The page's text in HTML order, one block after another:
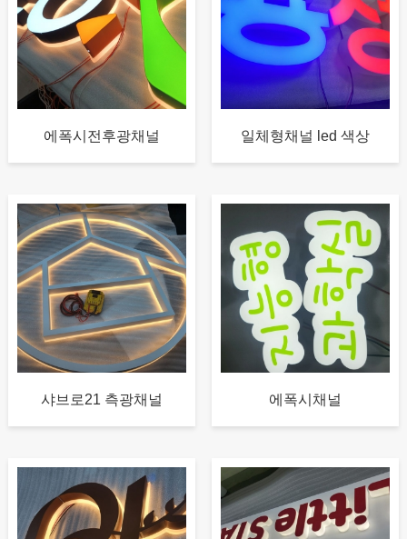
에폭시전후광채널 일체형채널 led 색상
샤브로21 측광채널 에폭시채널